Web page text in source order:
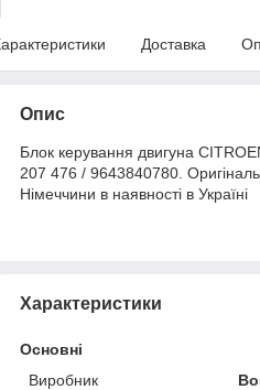
Доставка
Опис
Блок керування двигуна
207 476 / 9643840780.
Німеччини в наявності в Україні
Характеристики
Основні
Виробник